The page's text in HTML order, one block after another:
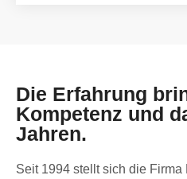
Die Erfahrung
Kompetenz und
Jahren.
Seit 1994 stellt sich die Firma